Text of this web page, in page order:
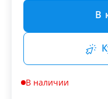
В
В наличии